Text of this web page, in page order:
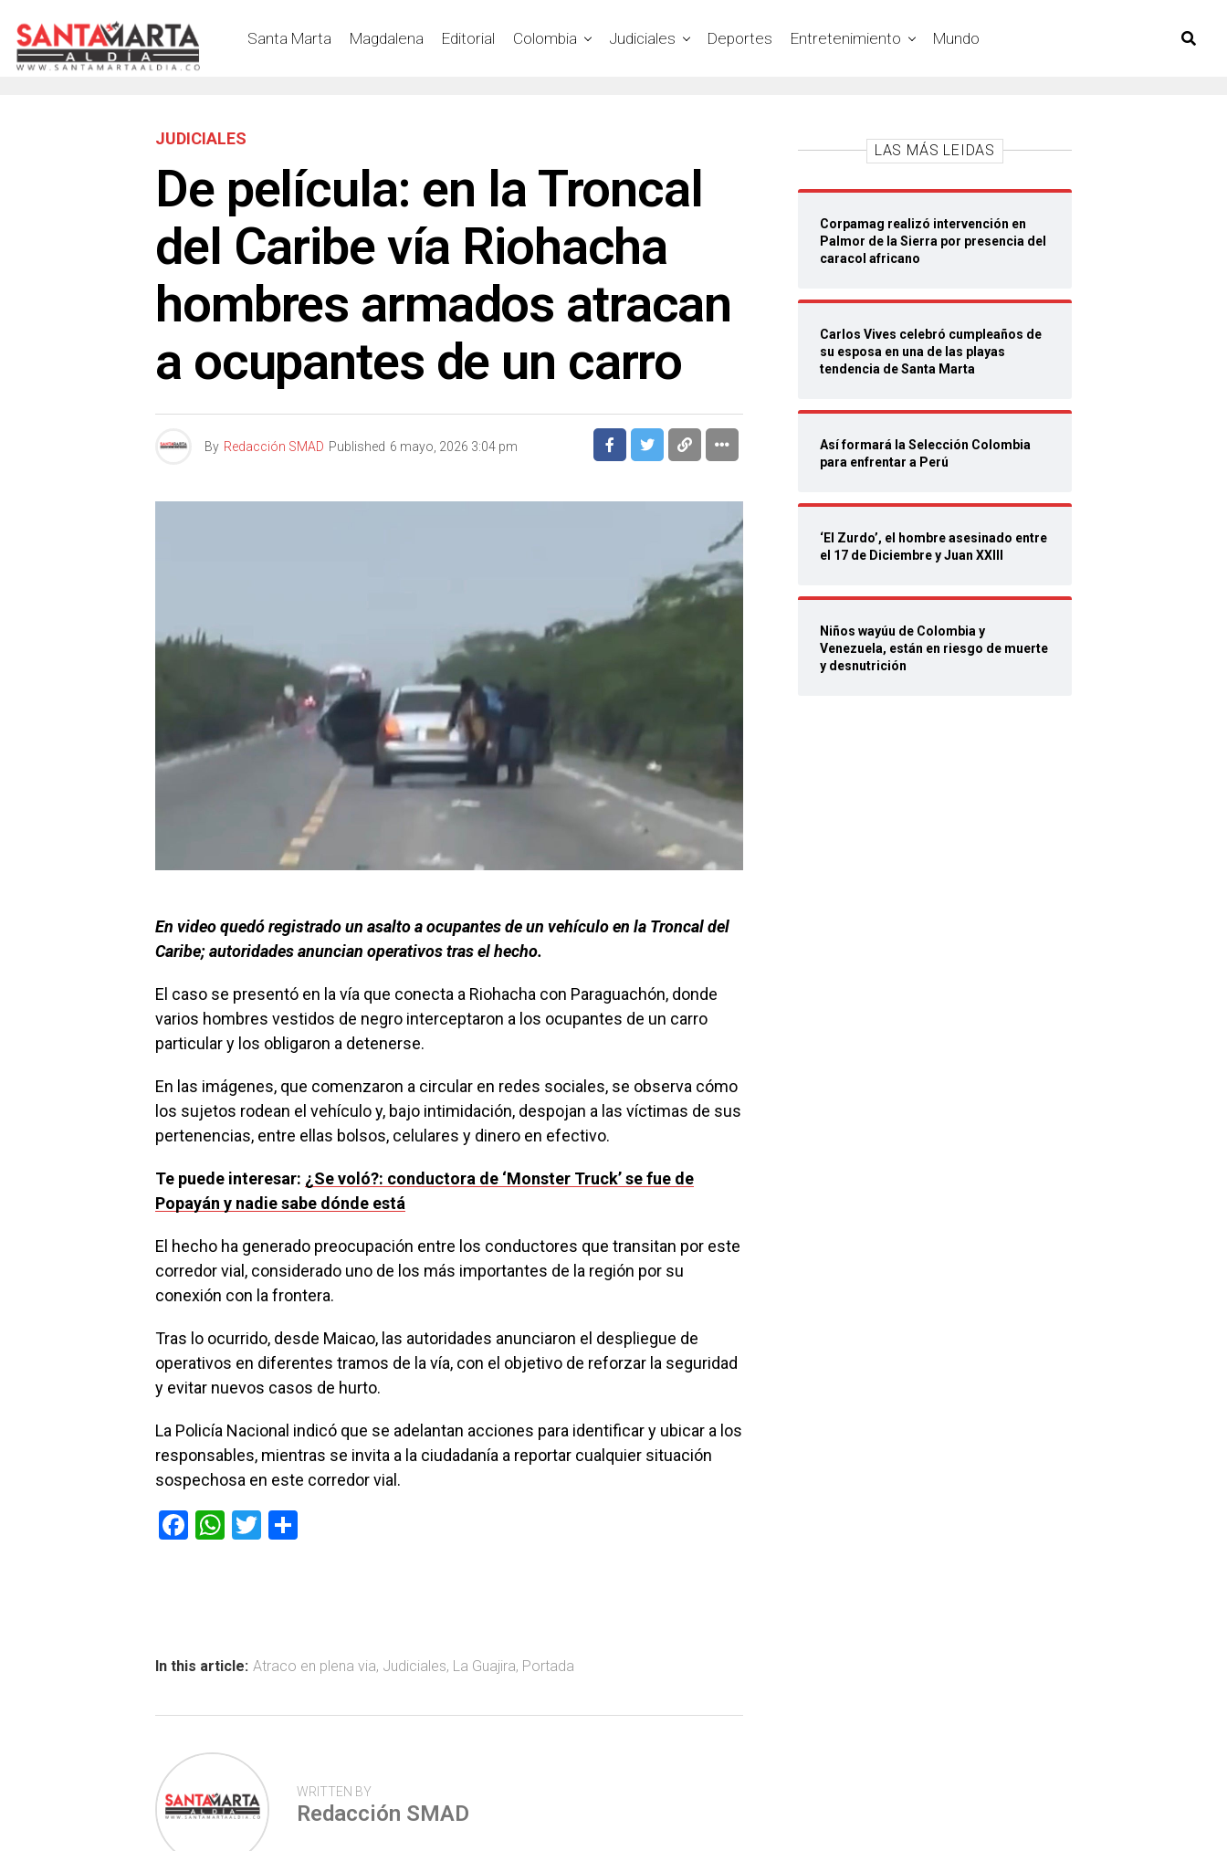
Santa Marta Magdalena Editorial Colombia Judiciales Deportes Entretenimiento Mundo
JUDICIALES
De película: en la Troncal
del Caribe vía Riohacha
hombres armados atracan
a ocupantes de un carro
By Redacción SMAD Published 6 mayo, 2026 3:04 pm
En video quedó registrado un asalto a ocupantes de un vehículo en la Troncal del
Caribe; autoridades anuncian operativos tras el hecho.
El caso se presentó en la vía que conecta a Riohacha con Paraguachón, donde
varios hombres vestidos de negro interceptaron a los ocupantes de un carro
particular y los obligaron a detenerse.
En las imágenes, que comenzaron a circular en redes sociales, se observa cómo
los sujetos rodean el vehículo y, bajo intimidación, despojan a las víctimas de sus
pertenencias, entre ellas bolsos, celulares y dinero en efectivo.
Te puede interesar: ¿Se voló?: conductora de ‘Monster Truck’ se fue de
Popayán y nadie sabe dónde está
El hecho ha generado preocupación entre los conductores que transitan por este
corredor vial, considerado uno de los más importantes de la región por su
conexión con la frontera.
Tras lo ocurrido, desde Maicao, las autoridades anunciaron el despliegue de
operativos en diferentes tramos de la vía, con el objetivo de reforzar la seguridad
y evitar nuevos casos de hurto.
La Policía Nacional indicó que se adelantan acciones para identificar y ubicar a los
responsables, mientras se invita a la ciudadanía a reportar cualquier situación
sospechosa en este corredor vial.
F
ok
W
p
T
tir
In this article: Atraco en plena via, Judiciales, La Guajira, Portada
WRITTEN BY
Redacción SMAD
LAS MÁS LEIDAS
Corpamag realizó intervención en
Palmor de la Sierra por presencia del
caracol africano
Carlos Vives celebró cumpleaños de
su esposa en una de las playas
tendencia de Santa Marta
Así formará la Selección Colombia
para enfrentar a Perú
‘El Zurdo’, el hombre asesinado entre
el 17 de Diciembre y Juan XXIII
Niños wayúu de Colombia y
Venezuela, están en riesgo de muerte
y desnutrición